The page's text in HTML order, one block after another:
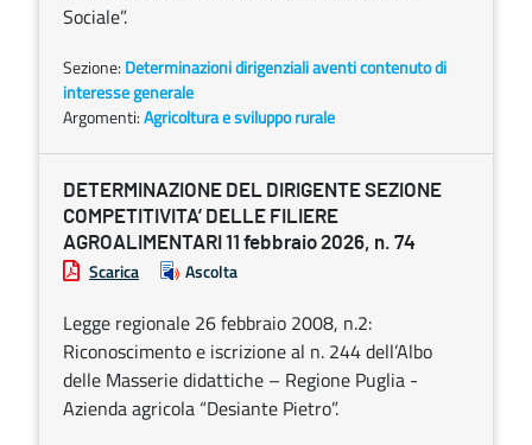
Sociale”.
Sezione: Determinazioni dirigenziali aventi contenuto di
interesse generale
Argomenti:Agricoltura e sviluppo rurale
DETERMINAZIONE DEL DIRIGENTE SEZIONE
COMPETITIVITA’ DELLE FILIERE
AGROALIMENTARI 11 febbraio 2026, n. 74
Scarica Ascolta
Legge regionale 26 febbraio 2008, n.2:
Riconoscimento e iscrizione al n. 244 dell’Albo
delle Masserie didattiche – Regione Puglia -
Azienda agricola “Desiante Pietro”.